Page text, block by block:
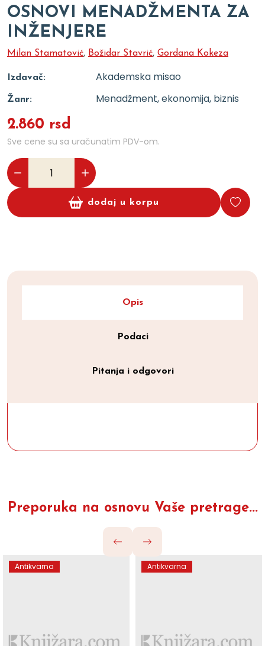
OSNOVI MENADŽMENTA ZA
INŽENJERE
Milan Stamatović, Božidar Stavrić, Gordana Kokeza
Izdavač: Akademska misao
Žanr: Menadžment, ekonomija, biznis
2.860 rsd
Sve cene su sa uračunatim PDV-om.
dodaj u korpu
Opis
Podaci
Pitanja i odgovori
Preporuka na osnovu Vaše pretrage...
Antikvarna Antikvarna